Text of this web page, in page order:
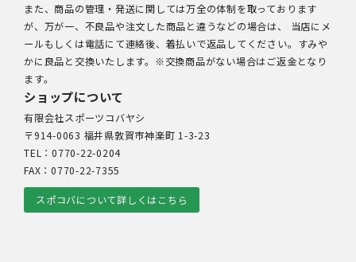
また、商品の管理・発送に関しては万全の体制を取っております
が、万が一、不良品や注文した商品と違うなどの場合は、 当店にメ
ールもしくは電話にて連絡後、着払いで返品してください。すみや
かに良品と交換いたします。※交換商品がない場合はご返金となり
ます。
ショップについて
有限会社スポーツコバヤシ
〒914-0063 福井県敦賀市神楽町 1-3-23
TEL：0770-22-0204
FAX：0770-22-7355
スポコバについて詳しくはこちら